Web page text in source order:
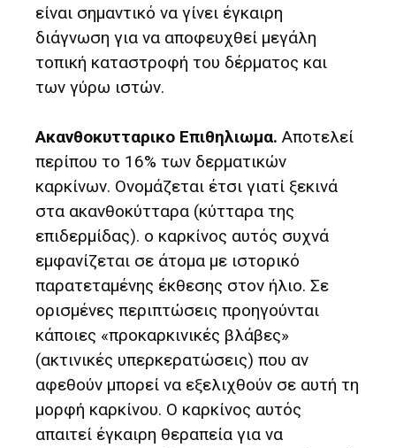
είναι σημαντικό να γίνει έγκαιρη
διάγνωση για να αποφευχθεί μεγάλη
τοπική καταστροφή του δέρματος και
των γύρω ιστών.
Ακανθοκυτταρικο Επιθηλιωμα. Αποτελεί
περίπου το 16% των δερματικών
καρκίνων. Ονομάζεται έτσι γιατί ξεκινά
στα ακανθοκύτταρα (κύτταρα της
επιδερμίδας). ο καρκίνος αυτός συχνά
εμφανίζεται σε άτομα με ιστορικό
παρατεταμένης έκθεσης στον ήλιο. Σε
ορισμένες περιπτώσεις προηγούνται
κάποιες «προκαρκινικές βλάβες»
(ακτινικές υπερκερατώσεις) που αν
αφεθούν μπορεί να εξελιχθούν σε αυτή τη
μορφή καρκίνου. Ο καρκίνος αυτός
απαιτεί έγκαιρη θεραπεία για να